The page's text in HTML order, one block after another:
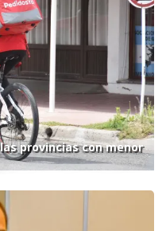
provincias con menor